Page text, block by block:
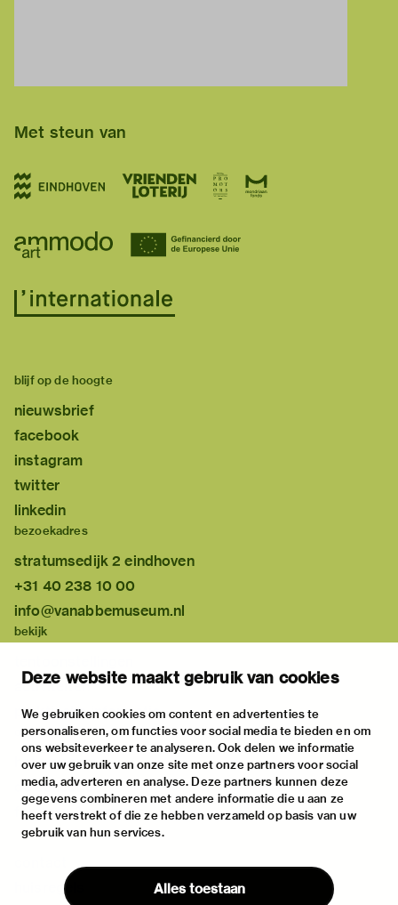
Deze website maakt gebruik van cookies
We gebruiken cookies om content en advertenties te
personaliseren, om functies voor social media te bieden en om
ons websiteverkeer te analyseren. Ook delen we informatie
over uw gebruik van onze site met onze partners voor social
media, adverteren en analyse. Deze partners kunnen deze
gegevens combineren met andere informatie die u aan ze
heeft verstrekt of die ze hebben verzameld op basis van uw
gebruik van hun services.
Alles toestaan
Met steun van
blijf op de hoogte
nieuwsbrief
facebook
instagram
twitter
linkedin
bezoekadres
stratumsedijk 2 eindhoven
+31 40 238 10 00
info@vanabbemuseum.nl
bekijk
activiteiten
praktische informatie
over
het museum
de collectie
fondsen & partners
huisregels